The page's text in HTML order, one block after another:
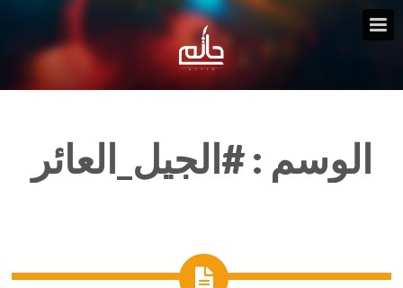
الوسم :#الجيل_العائر